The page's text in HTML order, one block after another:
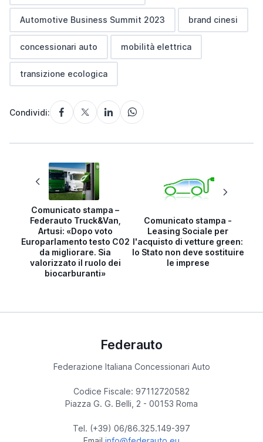
Automotive Business Summit 2023 brand cinesi
concessionari auto mobilità elettrica
transizione ecologica
Condividi:
Comunicato stampa –
Federauto Truck&Van,
Artusi: «Dopo voto
Europarlamento testo C02
da migliorare. Sia
valorizzato il ruolo dei
biocarburanti»
Comunicato stampa -
Leasing Sociale per
l'acquisto di vetture green:
lo Stato non deve sostituire
le imprese
Federauto
Federazione Italiana Concessionari Auto
Codice Fiscale: 97112720582
Piazza G. G. Belli, 2 - 00153 Roma
Tel. (+39) 06/86.325.149-397